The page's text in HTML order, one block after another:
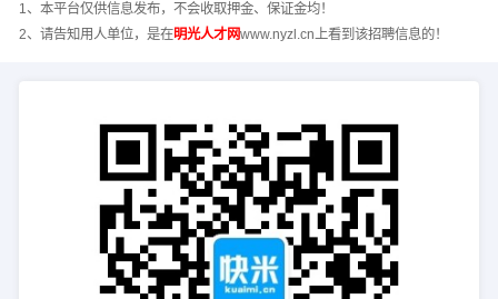
1、本平台仅供信息发布，不会收取押金、保证金均！
2、请告知用人单位，是在明光人才网www.nyzl.cn上看到该招聘信息的！